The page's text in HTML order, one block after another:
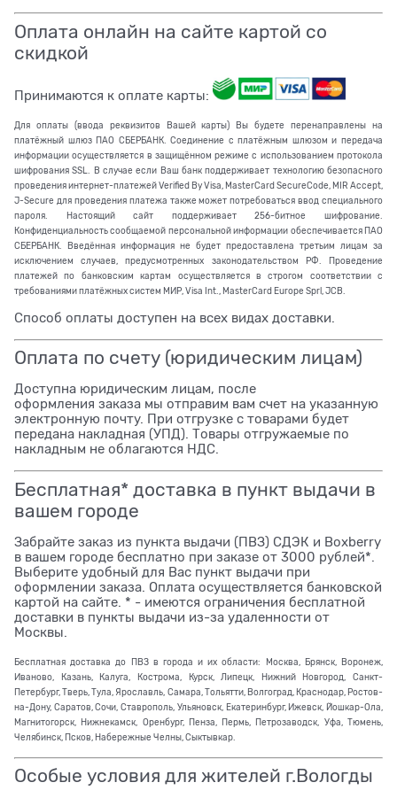
Оплата онлайн на сайте картой со
скидкой
Принимаются к оплате карты:
Для оплаты (ввода реквизитов Вашей карты) Вы будете перенаправлены на
платёжный шлюз ПАО СБЕРБАНК. Соединение с платёжным шлюзом и передача
информации осуществляется в защищённом режиме с использованием протокола
шифрования SSL. В случае если Ваш банк поддерживает технологию безопасного
проведения интернет-платежей Verified By Visa, MasterCard SecureCode, MIR Accept,
J-Secure для проведения платежа также может потребоваться ввод специального
пароля. Настоящий сайт поддерживает 256-битное шифрование.
Конфиденциальность сообщаемой персональной информации обеспечивается ПАО
СБЕРБАНК. Введённая информация не будет предоставлена третьим лицам за
исключением случаев, предусмотренных законодательством РФ. Проведение
платежей по банковским картам осуществляется в строгом соответствии с
требованиями платёжных систем МИР, Visa Int., MasterCard Europe Sprl, JCB.
Способ оплаты доступен на всех видах доставки.
Оплата по счету (юридическим лицам)
Доступна юридическим лицам, после
оформления заказа мы отправим вам счет на указанную
электронную почту. При отгрузке с товарами будет
передана накладная (УПД). Товары отгружаемые по
накладным не облагаются НДС.
Бесплатная* доставка в пункт выдачи в
вашем городе
Забрайте заказ из пункта выдачи (ПВЗ) СДЭК и Boxberry
в вашем городе бесплатно при заказе от 3000 рублей*.
Выберите удобный для Вас пункт выдачи при
оформлении заказа. Оплата осуществляется банковской
картой на сайте. * - имеются ограничения бесплатной
доставки в пункты выдачи из-за удаленности от
Москвы.
Бесплатная доставка до ПВЗ в города и их области: Москва, Брянск, Воронеж,
Иваново, Казань, Калуга, Кострома, Курск, Липецк, Нижний Новгород, Санкт-
Петербург, Тверь, Тула, Ярославль, Самара, Тольятти, Волгоград, Краснодар, Ростов-
на-Дону, Саратов, Сочи, Ставрополь, Ульяновск, Екатеринбург, Ижевск, Йошкар-Ола,
Магнитогорск, Нижнекамск, Оренбург, Пенза, Пермь, Петрозаводск, Уфа, Тюмень,
Челябинск, Псков, Набережные Челны, Сыктывкар.
Особые условия для жителей г.Вологды